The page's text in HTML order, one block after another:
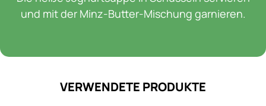
und mit der Minz-Butter-Mischung garnieren.
VERWENDETE PRODUKTE